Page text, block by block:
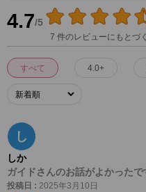
4.7/5
7 件のレビューにもとづ
すべて 4.0+
し
しか
ガイドさんのお話がよかったで
投稿日 : 2025年3月10日